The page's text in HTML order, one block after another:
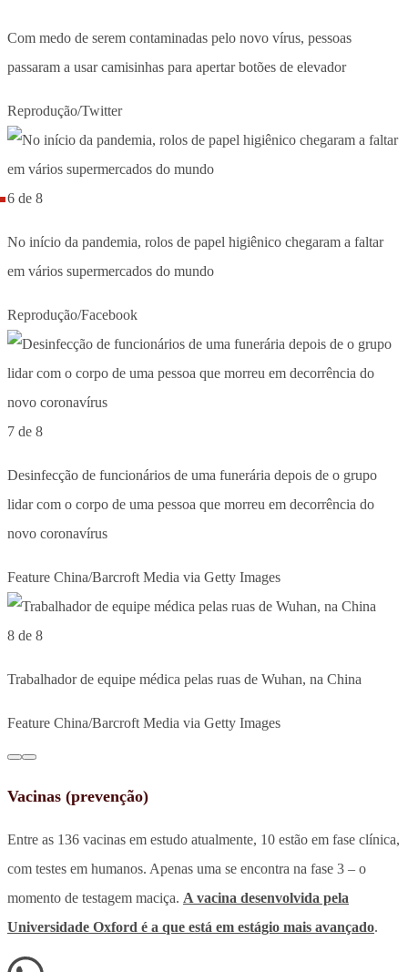
Com medo de serem contaminadas pelo novo vírus, pessoas
passaram a usar camisinhas para apertar botões de elevador
Reprodução/Twitter
6 de 8
No início da pandemia, rolos de papel higiênico chegaram a faltar
em vários supermercados do mundo
Reprodução/Facebook
7 de 8
Desinfecção de funcionários de uma funerária depois de o grupo
lidar com o corpo de uma pessoa que morreu em decorrência do
novo coronavírus
Feature China/Barcroft Media via Getty Images
8 de 8
Trabalhador de equipe médica pelas ruas de Wuhan, na China
Feature China/Barcroft Media via Getty Images
Vacinas (prevenção)
Entre as 136 vacinas em estudo atualmente, 10 estão em fase clínica,
com testes em humanos. Apenas uma se encontra na fase 3 – o
momento de testagem maciça. A vacina desenvolvida pela
Universidade Oxford é a que está em estágio mais avançado.